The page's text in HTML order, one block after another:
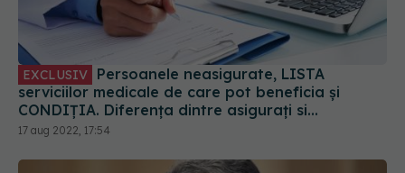
EXCLUSIV Persoanele neasigurate, LISTA
serviciilor medicale de care pot beneficia și
CONDIȚIA. Diferența dintre asigurați si
neasigurați. CNAS: 50 de lei pe persoană pe an
17 aug 2022, 17:54